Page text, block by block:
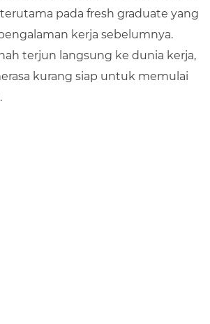
pada fresh graduate yang
kerja sebelumnya.
terjun langsung ke dunia kerja,
kurang siap untuk memulai